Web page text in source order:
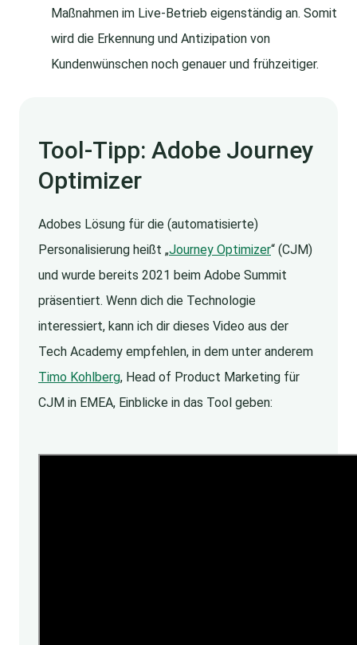
Maßnahmen im Live-Betrieb eigenständig an. Somit
wird die Erkennung und Antizipation von
Kundenwünschen noch genauer und frühzeitiger.
Tool-Tipp: Adobe Journey
Optimizer
Adobes Lösung für die (automatisierte)
Personalisierung heißt „Journey Optimizer“ (CJM)
und wurde bereits 2021 beim Adobe Summit
präsentiert. Wenn dich die Technologie
interessiert, kann ich dir dieses Video aus der
Tech Academy empfehlen, in dem unter anderem
Timo Kohlberg, Head of Product Marketing für
CJM in EMEA, Einblicke in das Tool geben: